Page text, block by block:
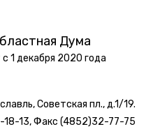
Дума
1 декабря 2020 года
Советская пл., д.1/19.
13, Факс (4852)32-77-75